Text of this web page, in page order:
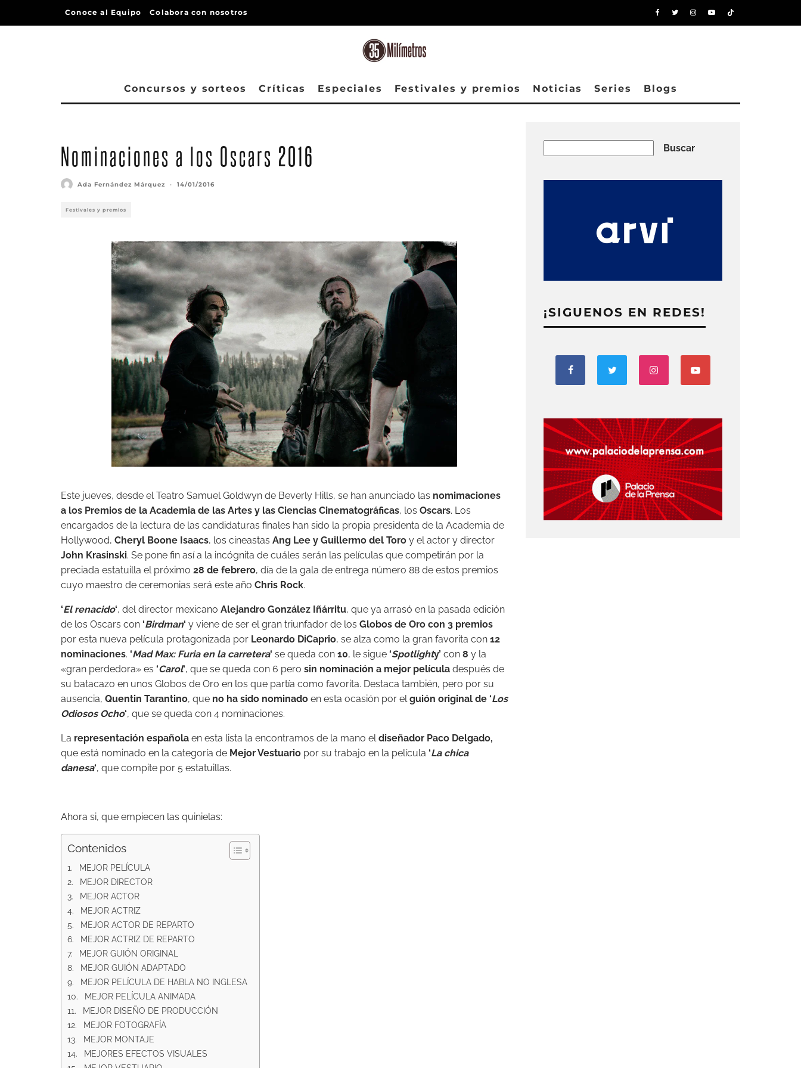
Conoce al Equipo Colabora con nosotros
Concursos y sorteos Críticas Especiales Festivales y premios Noticias Series Blogs
Nominaciones a los Oscars 2016
Ada Fernández Márquez · 14/01/2016
Festivales y premios
Este jueves, desde el Teatro Samuel Goldwyn de Beverly Hills, se han anunciado las nomimaciones
a los Premios de la Academia de las Artes y las Ciencias Cinematográficas, los Oscars. Los
encargados de la lectura de las candidaturas finales han sido la propia presidenta de la Academia de
Hollywood, Cheryl Boone Isaacs, los cineastas Ang Lee y Guillermo del Toro y el actor y director
John Krasinski. Se pone fin así a la incógnita de cuáles serán las películas que competirán por la
preciada estatuilla el próximo 28 de febrero, día de la gala de entrega número 88 de estos premios
cuyo maestro de ceremonias será este año Chris Rock.
‘El renacido‘, del director mexicano Alejandro González Iñárritu, que ya arrasó en la pasada edición
de los Oscars con ‘Birdman‘ y viene de ser el gran triunfador de los Globos de Oro con 3 premios
por esta nueva película protagonizada por Leonardo DiCaprio, se alza como la gran favorita con 12
nominaciones. ‘Mad Max: Furia en la carretera‘ se queda con 10, le sigue ‘Spotlighty’ con 8 y la
«gran perdedora» es ‘Carol‘, que se queda con 6 pero sin nominación a mejor película después de
su batacazo en unos Globos de Oro en los que partía como favorita. Destaca también, pero por su
ausencia, Quentin Tarantino, que no ha sido nominado en esta ocasión por elguión original de ‘Los
Odiosos Ocho‘, que se queda con 4 nominaciones.
La representación española en esta lista la encontramos de la mano eldiseñador Paco Delgado,
que está nominado en la categoría de Mejor Vestuario por su trabajo en la película ‘La chica
danesa‘, que compite por 5 estatuillas.
Ahora si, que empiecen las quinielas:
Contenidos
MEJOR PELÍCULA
MEJOR DIRECTOR
MEJOR ACTOR
MEJOR ACTRIZ
MEJOR ACTOR DE REPARTO
MEJOR ACTRIZ DE REPARTO
MEJOR GUIÓN ORIGINAL
MEJOR GUIÓN ADAPTADO
MEJOR PELÍCULA DE HABLA NO INGLESA
MEJOR PELÍCULA ANIMADA
MEJOR DISEÑO DE PRODUCCIÓN
MEJOR FOTOGRAFÍA
MEJOR MONTAJE
MEJORES EFECTOS VISUALES
Buscar
¡SIGUENOS EN REDES!